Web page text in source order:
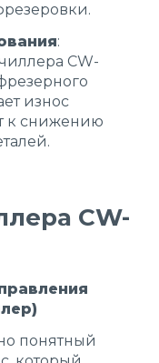
:
CW-
износ
к снижению
CW-
понятный